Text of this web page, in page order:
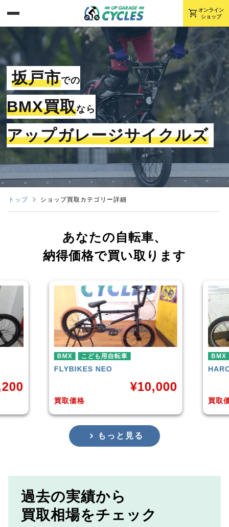
shopping_cart オンライン
ショップ
坂戸市での
BMX買取なら
アップガレージサイクルズ
トップ ショップ買取カテゴリー詳細
あなたの自転車、
納得価格で買い取ります
BMX
HARODOWNTOWN
買取価格
¥4,225
買
もっと見る
過去の実績から
買取相場をチェック